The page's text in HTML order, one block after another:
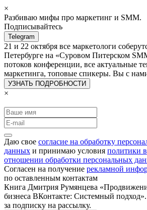
×
Разбиваю мифы про маркетинг и SMM.
Подписывайтесь
Telegram
21 и 22 октября все маркетологи
Петербурге на «Суровом Питерском
потоков конференции, все актуальные
маркетинга, топовые спикеры. Вы с
УЗНАТЬ ПОДРОБНОСТИ
×
Даю свое согласие на обработку
данных и принимаю условия политики в
отношении обработки персональных
Согласен на получение рекламной
по оставленным контактам
Книга Дмитрия Румянцева
бизнеса ВКонтакте: Системный
за подписку на рассылку.